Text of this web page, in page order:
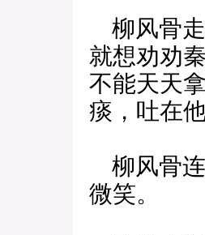
柳风骨走
就想劝劝
不能天天
痰，吐在他
柳风骨连
微笑。